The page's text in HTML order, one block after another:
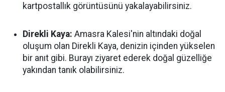
kartpostallık görüntüsünü yakalayabilirsiniz.
Direkli Kaya: Amasra Kalesi'nin altındaki doğal
oluşum olan Direkli Kaya, denizin içinden yükselen
bir anıt gibi. Burayı ziyaret ederek doğal güzelliğe
yakından tanık olabilirsiniz.